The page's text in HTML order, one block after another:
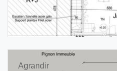
Agrandir